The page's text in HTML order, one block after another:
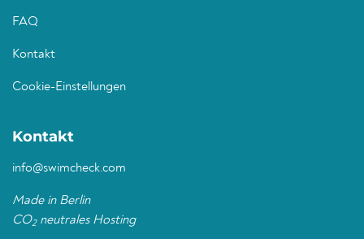
FAQ
Kontakt
Cookie-Einstellungen
Kontakt
info@swimcheck.com
Made in Berlin
CO2neutrales Hosting